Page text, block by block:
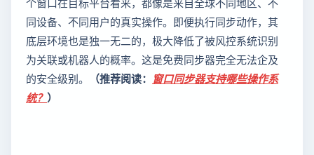
同设备、不同用户的真实操作。即便执行同步动作，其
底层环境也是独一无二的，极大降低了被风控系统识别
为关联或机器人的概率。这是免费同步器完全无法企及
的安全级别。
（推荐阅读： 窗口同步器支持哪些操作系
统？ ）